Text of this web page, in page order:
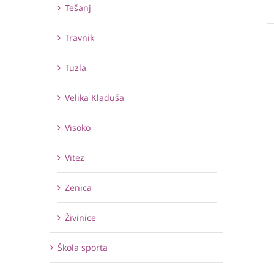
Tešanj
Travnik
Tuzla
Velika Kladuša
Visoko
Vitez
Zenica
Živinice
Škola sporta